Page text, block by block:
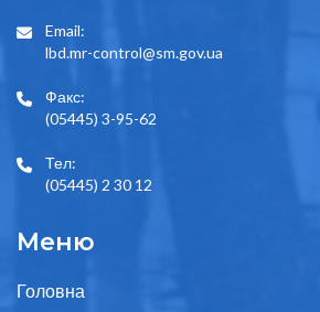
Email:
lbd.mr-control@sm.gov.ua
Факс:
(05445) 3-95-62
Тел:
(05445) 2 30 12
Меню
Головна